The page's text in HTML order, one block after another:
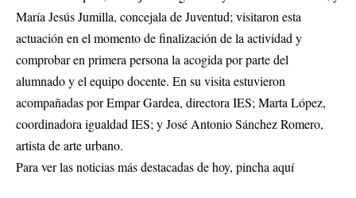
María Jesús Jumilla, concejala de Juventud; visitaron esta
actuación en el momento de finalización de la actividad y
comprobar en primera persona la acogida por parte del
alumnado y el equipo docente. En su visita estuvieron
acompañadas por Empar Gardea, directora IES; Marta López,
coordinadora igualdad IES; y José Antonio Sánchez Romero,
artista de arte urbano.
Para ver las noticias más destacadas de hoy, pincha aquí